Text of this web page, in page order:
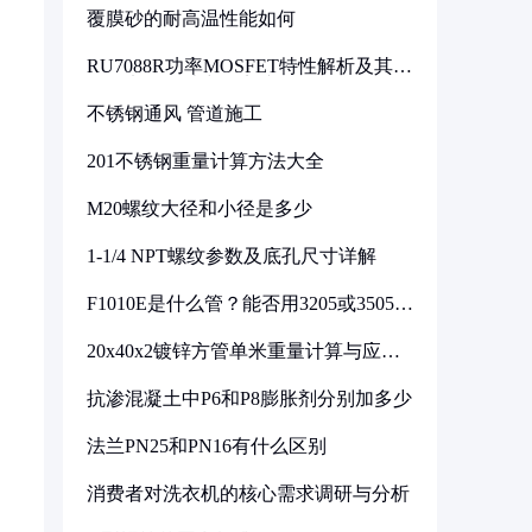
覆膜砂的耐高温性能如何
RU7088R功率MOSFET特性解析及其在
不锈钢通风 管道施工
201不锈钢重量计算方法大全
M20螺纹大径和小径是多少
1-1/4 NPT螺纹参数及底孔尺寸详解
F1010E是什么管？能否用3205或3505代
20x40x2镀锌方管单米重量计算与应用
抗渗混凝土中P6和P8膨胀剂分别加多少
法兰PN25和PN16有什么区别
消费者对洗衣机的核心需求调研与分析